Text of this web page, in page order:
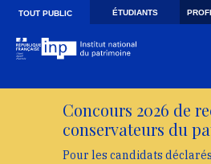
Skip to main navigation
Aller au contenu principal
TOUT PUBLIC ÉTUDIANTS
Concours 2026 de
conservateurs du
Pour les candidats